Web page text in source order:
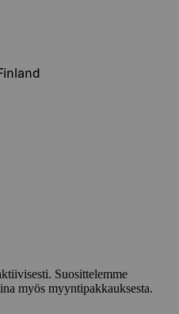
Suosittelemme
myös myyntipakkauksesta.